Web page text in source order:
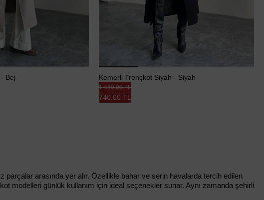
Bej Kemerli Trençkot Siyah - Siyah
740,00 TL
1.480,00 TL
arasında yer alır. Özellikle bahar ve serin havalarda tercih edilen
modelleri günlük kullanım için ideal seçenekler sunar. Aynı zamanda şehirli